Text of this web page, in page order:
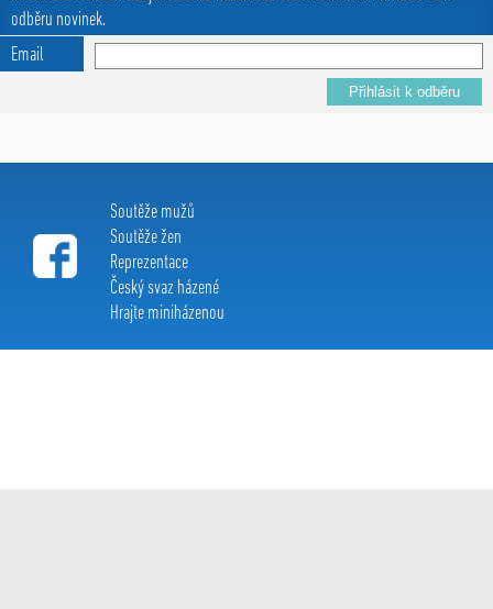
odběru novinek.
Email
Soutěže mužů
Soutěže žen
Reprezentace
Český svaz házené
Hrajte miniházenou